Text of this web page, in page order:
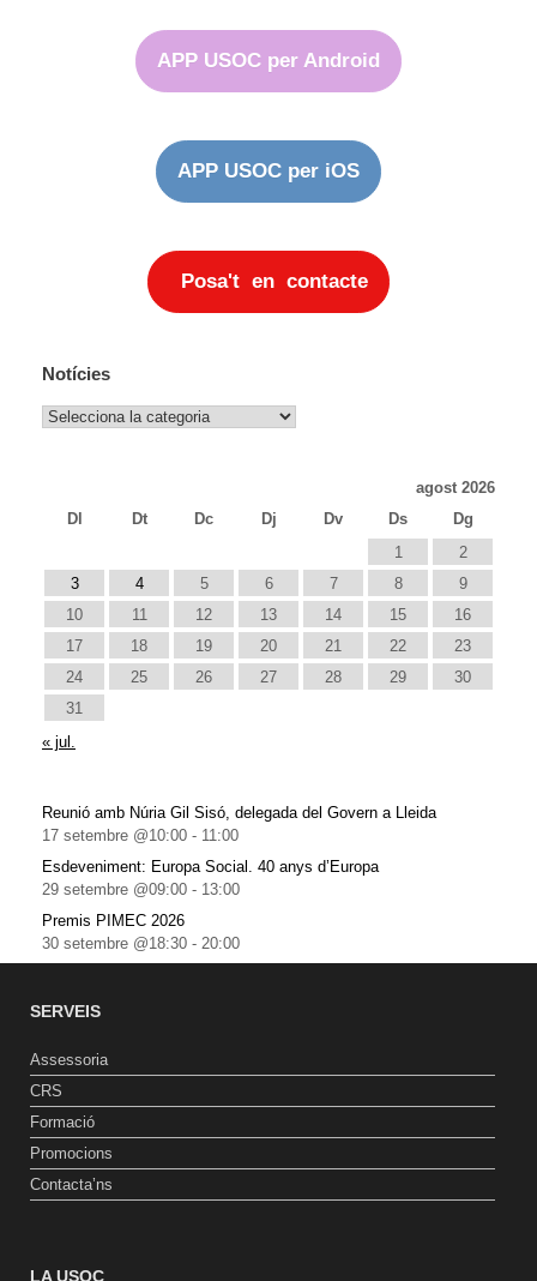
APP USOC per Android
APP USOC per iOS
Posa't en contacte
Notícies
Notícies
agost 2026
Dl
Dt Dc Dj Dv Ds
Dg
1
2
3
4 5 6 7 8
9
10
11 12 13 14 15
16
17
18 19 20 21 22
23
24
25 26 27 28 29
30
31
« jul.
Reunió amb Núria Gil Sisó, delegada del Govern a Lleida
17 setembre @10:00 - 11:00
Esdeveniment: Europa Social. 40 anys d’Europa
29 setembre @09:00 - 13:00
Premis PIMEC 2026
30 setembre @18:30 - 20:00
SERVEIS
Assessoria
CRS
Formació
Promocions
Contacta’ns
LA USOC